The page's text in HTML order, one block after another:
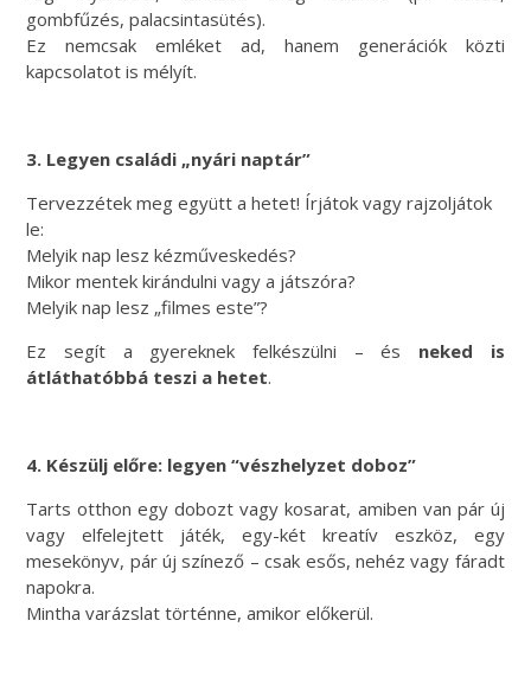
gombfűzés, palacsintasütés).
Ez nemcsak emléket ad, hanem generációk közti
kapcsolatot is mélyít.
3. Legyen családi „nyári naptár”
Tervezzétek meg együtt a hetet! Írjátok vagy rajzoljátok
le:
Melyik nap lesz kézműveskedés?
Mikor mentek kirándulni vagy a játszóra?
Melyik nap lesz „filmes este”?
Ez segít a gyereknek felkészülni – és neked is
átláthatóbbá teszi a hetet.
4. Készülj előre: legyen “vészhelyzet doboz”
Tarts otthon egy dobozt vagy kosarat, amiben van pár új
vagy elfelejtett játék, egy-két kreatív eszköz, egy
mesekönyv, pár új színező – csak esős, nehéz vagy fáradt
napokra.
Mintha varázslat történne, amikor előkerül.